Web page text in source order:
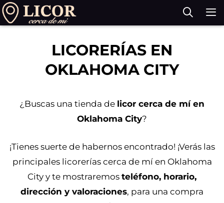
Saltar
al
LICORERÍAS EN
OKLAHOMA CITY
¿Buscas una tienda de licor cerca de mí en
Oklahoma City?
¡Tienes suerte de habernos encontrado! ¡Verás las
principales licorerías cerca de mí en Oklahoma
City y te mostraremos teléfono, horario,
dirección y valoraciones, para una compra